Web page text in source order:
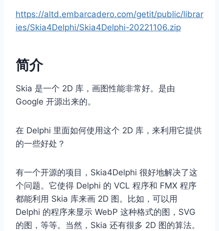
https://altd.embarcadero.com/getit/public/librar
ies/Skia4Delphi/Skia4Delphi-20221106.zip
简介
Skia 是一个 2D 库，画图性能非常好。是由
Google 开源出来的。
在 Delphi 里面如何使用这个 2D 库，来利用它提供
的一些好处？
有一个开源的项目，Skia4Delphi 很好地解决了这
个问题。它使得 Delphi 的 VCL 程序和 FMX 程序
都能利用 Skia 库来画 2D 图。比如，可以用
Delphi 的程序来显示 WebP 这种格式的图，SVG
的图，等等。当然，Skia 还有很多 2D 图的算法。